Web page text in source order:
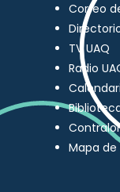
Correo
TV UAQ
Radio
Mapa de